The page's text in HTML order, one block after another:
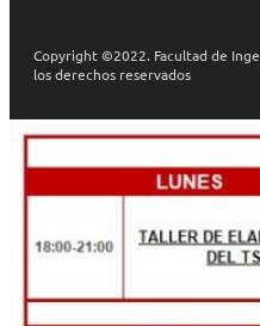
Copyright ©2022. Facultad de
los derechos reservados